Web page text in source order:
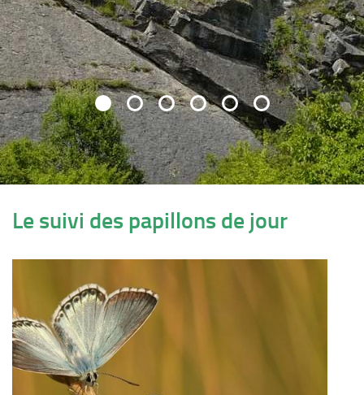
Le suivi des papillons de jour